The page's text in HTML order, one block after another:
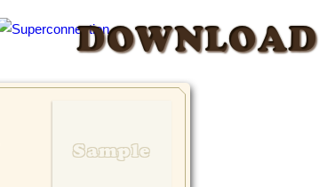
DOWNLOAD